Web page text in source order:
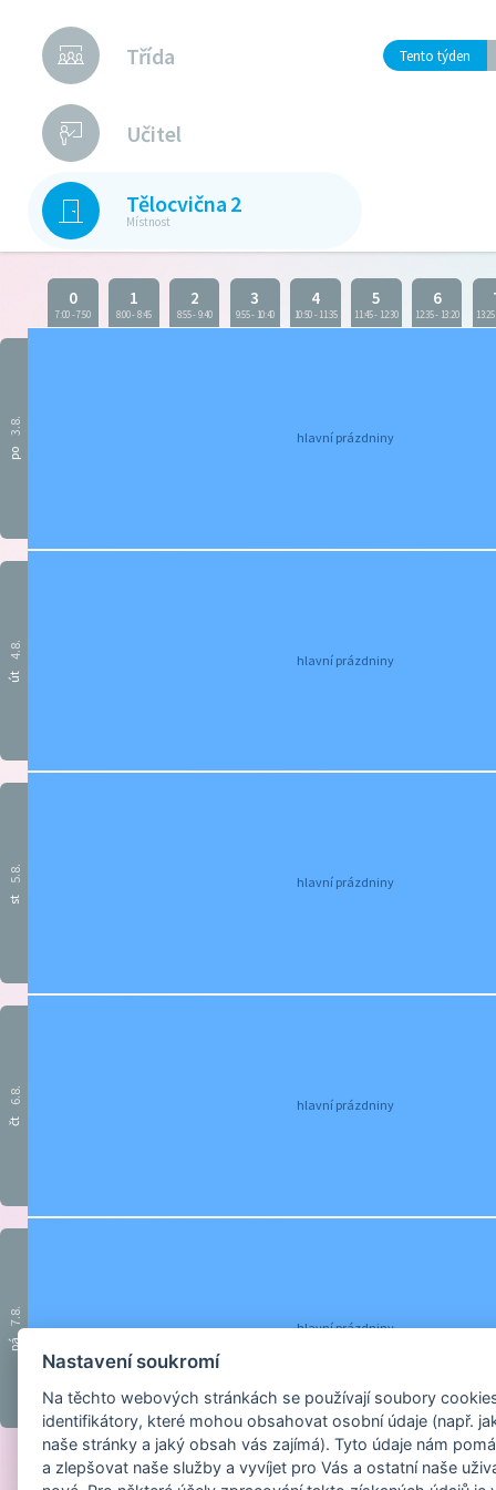
Třída
Učitel
Tělocvična 2
Místnost
Tento týden
0
7:00-7:50
1
8:00-8:45
2
8:55-9:40
3
9:55- 10:40
4
10:50-11:35
5
11:45- 12:30
6
12:35- 13:20 13:25
po
3.8.
hlavní prázdniny
út
4.8.
hlavní prázdniny
st
5.8. hlavní prázdniny
čt
6.8. hlavní prázdniny
pá
7.8.
hlavní prázdniny
Provozováno na
Nastavení soukromí
Na těchto webových stránkách se používají soubory
identifikátory, které mohou obsahovat osobní údaje (např.
naše stránky a jaký obsah vás zajímá). Tyto údaje nám
a zlepšovat naše služby a vyvíjet pro Vás a ostatní naše